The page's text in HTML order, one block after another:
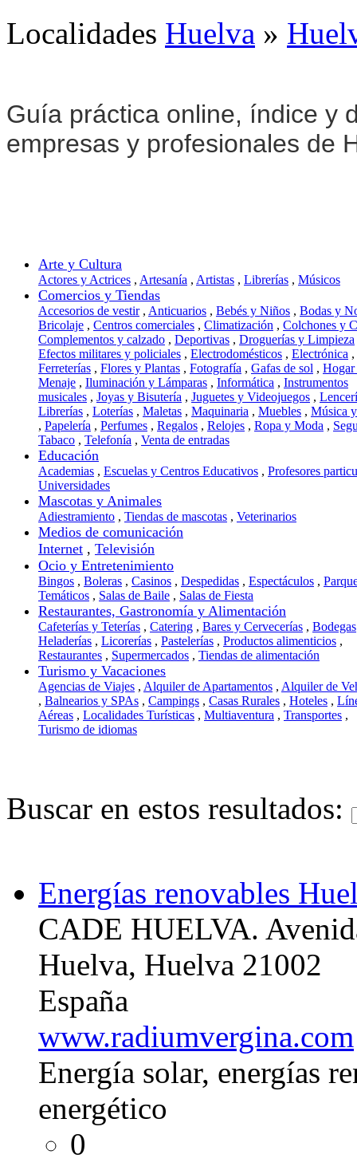
Localidades Huelva »
Guía práctica online, índice y
empresas y profesionales de
Arte y Cultura
Actores y Actrices , Artesanía , Artistas , Librerías , Músicos
Comercios y Tiendas
Accesorios de vestir, Anticuarios , Bebés y Niños , Bodas y
Bricolaje , Centros comerciales , Climatización , Colchones y
Complementos y calzado , Deportivas , Droguerías y Limpieza
Efectos militares y policiales , Electrodomésticos , Electrónica ,
Ferreterías , Flores y Plantas , Fotografía , Gafas de sol ,
Menaje , Iluminación y Lámparas , Informática , Instrumentos
musicales , Joyas y Bisutería , Juguetes y Videojuegos ,
Librerías , Loterías , Maletas , Maquinaria , Muebles , Música
, Papelería , Perfumes , Regalos , Relojes , Ropa y Moda ,
Tabaco , Telefonía , Venta de entradas
Educación
Academias , Escuelas y Centros Educativos , Profesores
Universidades
Mascotas y Animales
Adiestramiento , Tiendas de mascotas , Veterinarios
Medios de comunicación
Internet , Televisión
Ocio y Entretenimiento
Bingos , Boleras , Casinos , Despedidas , Espectáculos ,
Temáticos , Salas de Baile , Salas de Fiesta
Restaurantes, Gastronomía y Alimentación
Cafeterías y Teterías , Catering , Bares y Cervecerías , Bodegas
Heladerías , Licorerías , Pastelerías , Productos alimenticios ,
Restaurantes , Supermercados , Tiendas de alimentación
Turismo y Vacaciones
Agencias de Viajes , Alquiler de Apartamentos , Alquiler de
, Balnearios y SPAs , Campings , Casas Rurales , Hoteles ,
Aéreas , Localidades Turísticas , Multiaventura , Transportes ,
Turismo de idiomas
Buscar en estos resultados:
Energías renovables
CADE HUELVA.
Huelva, Huelva 21002
España
www.radiumvergina.com
Energía solar, energías
energético
0